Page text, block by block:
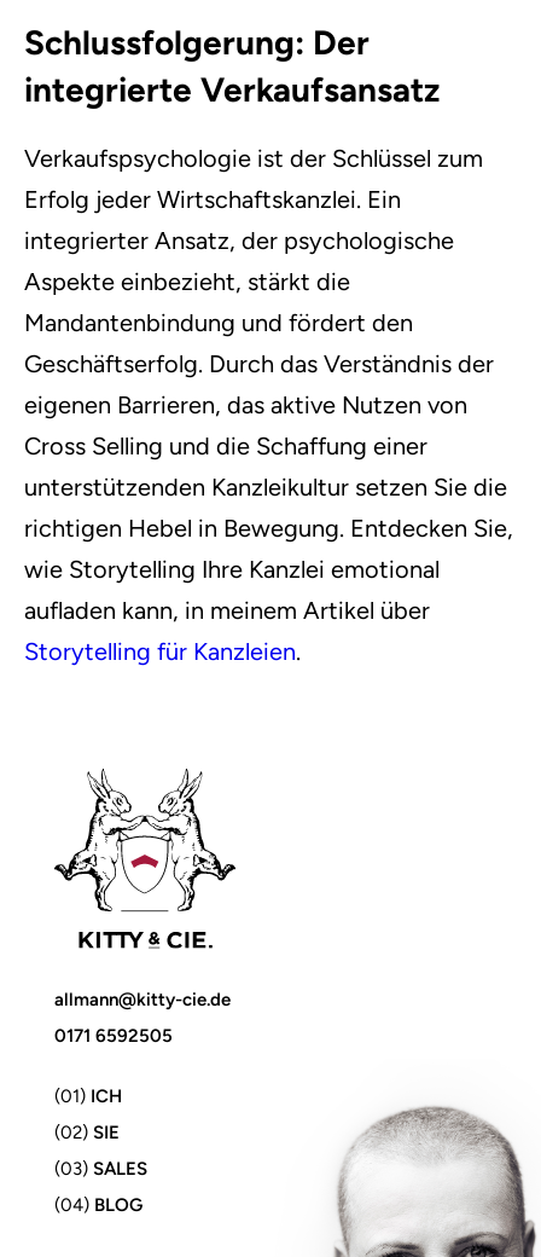
Schlussfolgerung: Der
integrierte Verkaufsansatz
Verkaufspsychologie ist der Schlüssel zum
Erfolg jeder Wirtschaftskanzlei. Ein
integrierter Ansatz, der psychologische
Aspekte einbezieht, stärkt die
Mandantenbindung und fördert den
Geschäftserfolg. Durch das Verständnis der
eigenen Barrieren, das aktive Nutzen von
Cross Selling und die Schaffung einer
unterstützenden Kanzleikultur setzen Sie die
richtigen Hebel in Bewegung. Entdecken Sie,
wie Storytelling Ihre Kanzlei emotional
aufladen kann, in meinem Artikel über
Storytelling für Kanzleien.
allmann@kitty-cie.de
0171 6592505
(01)ICH
(02)SIE
(03)SALES
(04)BLOG